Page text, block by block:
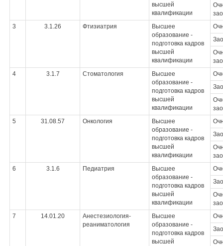
высшей
квалификации
3
3.1.26 Фтизиатрия
Высшее
образование -
подготовка кадров
высшей
квалификации
4
3.1.7 Стоматология
Высшее
образование -
подготовка кадров
высшей
квалификации
5
31.08.57 Онкология
Высшее
образование -
подготовка кадров
высшей
квалификации
6
3.1.6 Педиатрия
Высшее
образование -
подготовка кадров
высшей
квалификации
7
14.01.20
Анестезиология-
реаниматология
Высшее
образование -
подготовка кадров
высшей